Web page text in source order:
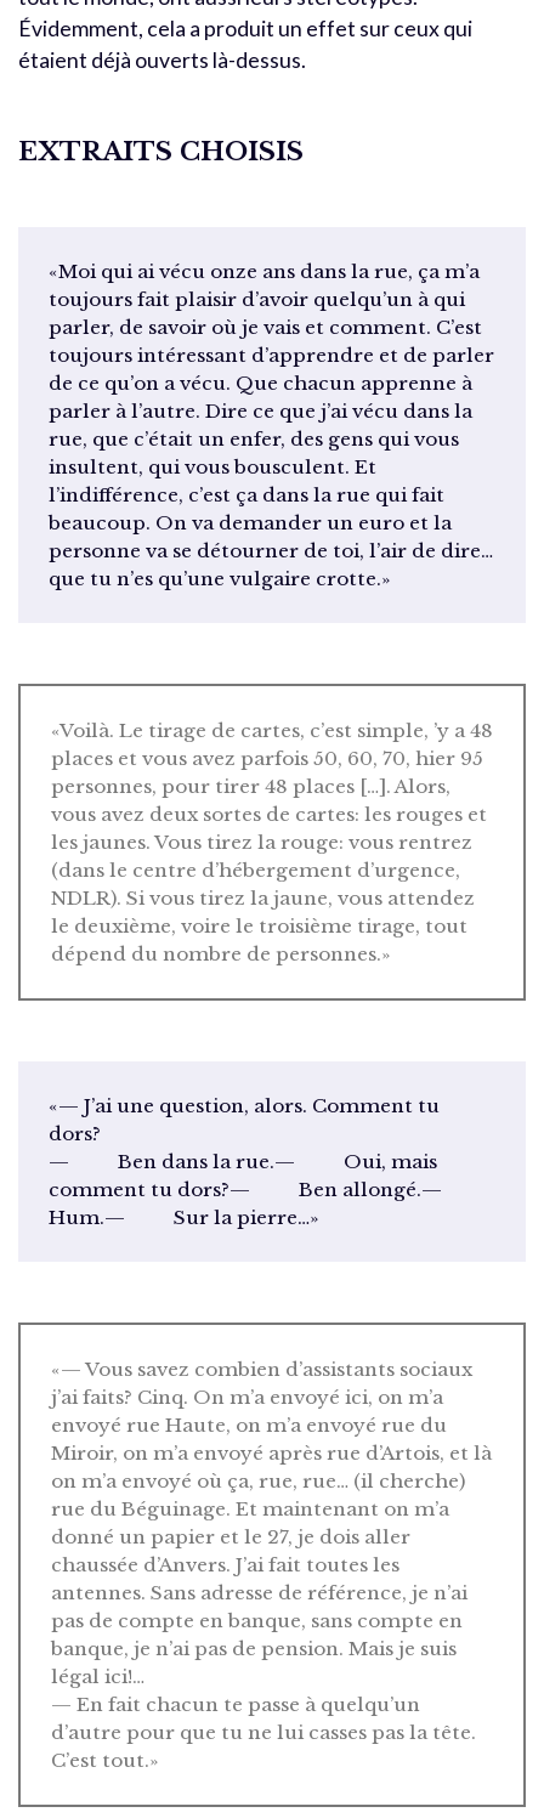
Évidemment, cela a produit un effet sur ceux qui
étaient déjà ouverts là-dessus.
EXTRAITS CHOISIS
«Moi qui ai vécu onze ans dans la rue, ça m’a
toujours fait plaisir d’avoir quelqu’un à qui
parler, de savoir où je vais et comment. C’est
toujours intéressant d’apprendre et de parler
de ce qu’on a vécu. Que chacun apprenne à
parler à l’autre. Dire ce que j’ai vécu dans la
rue, que c’était un enfer, des gens qui vous
insultent, qui vous bousculent. Et
l’indifférence, c’est ça dans la rue qui fait
beaucoup. On va demander un euro et la
personne va se détourner de toi, l’air de dire…
que tu n’es qu’une vulgaire crotte.»
«Voilà. Le tirage de cartes, c’est simple, ’y a 48
places et vous avez parfois 50, 60, 70, hier 95
personnes, pour tirer 48 places […]. Alors,
vous avez deux sortes de cartes: les rouges et
les jaunes. Vous tirez la rouge: vous rentrez
(dans le centre d’hébergement d’urgence,
NDLR). Si vous tirez la jaune, vous attendez
le deuxième, voire le troisième tirage, tout
dépend du nombre de personnes.»
«— J’ai une question, alors. Comment tu
dors?
— Ben dans la rue.— Oui, mais
comment tu dors?— Ben allongé.—
Hum.— Sur la pierre…»
«— Vous savez combien d’assistants sociaux
j’ai faits? Cinq. On m’a envoyé ici, on m’a
envoyé rue Haute, on m’a envoyé rue du
Miroir, on m’a envoyé après rue d’Artois, et là
on m’a envoyé où ça, rue, rue… (il cherche)
rue du Béguinage. Et maintenant on m’a
donné un papier et le 27, je dois aller
chaussée d’Anvers. J’ai fait toutes les
antennes. Sans adresse de référence, je n’ai
pas de compte en banque, sans compte en
banque, je n’ai pas de pension. Mais je suis
légal ici!…
— En fait chacun te passe à quelqu’un
d’autre pour que tu ne lui casses pas la tête.
C’est tout.»